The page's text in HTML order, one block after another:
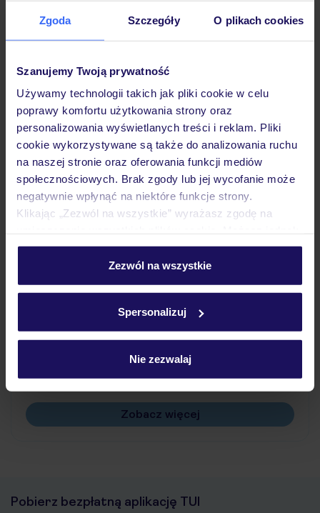
Zgoda Szczegóły O plikach cookies
Szanujemy Twoją prywatność
Używamy technologii takich jak pliki cookie w celu
poprawy komfortu użytkowania strony oraz
personalizowania wyświetlanych treści i reklam. Pliki
cookie wykorzystywane są także do analizowania ruchu
na naszej stronie oraz oferowania funkcji mediów
społecznościowych. Brak zgody lub jej wycofanie może
negatywnie wpłynąć na niektóre funkcje strony.
Klikając „Zezwól na wszystkie” wyrażasz zgodę na
personalizować swój wybór wchodząc w zakładkę
Szczegółowe informacje o plikach cookie znajdziesz
Zezwól na wszystkie
Spersonalizuj
Nie zezwalaj
Hotel
Pokoje
Wyżywienie
Atrakcje
Ważne informacje
Często zadawane pytania
Jak zmienić uczestników/osobę zgłaszającą?
Czy w Hotelu będzie przedstawiciel TUI?
Zobacz więcej
Pobierz bezpłatną aplikację TUI